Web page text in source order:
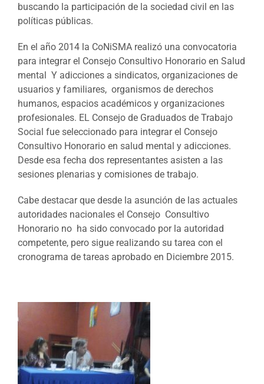
buscando la participación de la sociedad civil en las
políticas públicas.
En el año 2014 la CoNiSMA realizó una convocatoria
para integrar el Consejo Consultivo Honorario en Salud
mental Y adicciones a sindicatos, organizaciones de
usuarios y familiares, organismos de derechos
humanos, espacios académicos y organizaciones
profesionales. EL Consejo de Graduados de Trabajo
Social fue seleccionado para integrar el Consejo
Consultivo Honorario en salud mental y adicciones.
Desde esa fecha dos representantes asisten a las
sesiones plenarias y comisiones de trabajo.
Cabe destacar que desde la asunción de las actuales
autoridades nacionales el Consejo Consultivo
Honorario no ha sido convocado por la autoridad
competente, pero sigue realizando su tarea con el
cronograma de tareas aprobado en Diciembre 2015.